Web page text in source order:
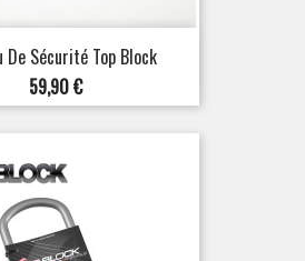
De Sécurité Top Block
Prix
59,90 €